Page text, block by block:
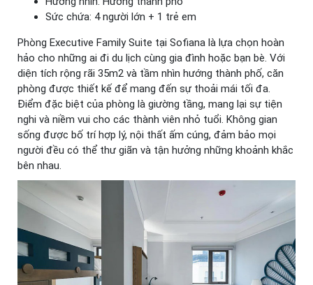
Sức chứa: 4 người lớn + 1 trẻ em
Phòng Executive Family Suite tại Sofiana là lựa chọn hoàn
hảo cho những ai đi du lịch cùng gia đình hoặc bạn bè. Với
diện tích rộng rãi 35m2 và tầm nhìn hướng thành phố, căn
phòng được thiết kế để mang đến sự thoải mái tối đa.
Điểm đặc biệt của phòng là giường tầng, mang lại sự tiện
nghi và niềm vui cho các thành viên nhỏ tuổi. Không gian
sống được bố trí hợp lý, nội thất ấm cúng, đảm bảo mọi
người đều có thể thư giãn và tận hưởng những khoảnh khắc
bên nhau.